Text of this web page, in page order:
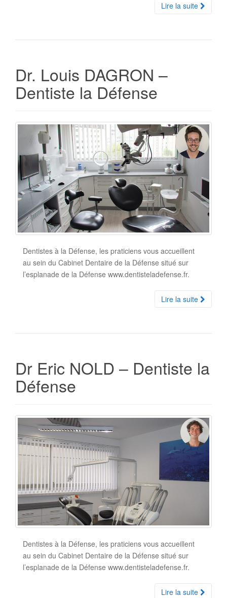
Lire la suite
Dr. Louis DAGRON –
Dentiste la Défense
Dentistes à la Défense, les praticiens vous accueillent
au sein du Cabinet Dentaire de la Défense situé sur
l’esplanade de la Défense www.dentisteladefense.fr.
Lire la suite
Dr Eric NOLD – Dentiste la
Défense
Dentistes à la Défense, les praticiens vous accueillent
au sein du Cabinet Dentaire de la Défense situé sur
l’esplanade de la Défense www.dentisteladefense.fr.
Lire la suite